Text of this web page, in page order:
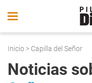
Inicio > Capilla del Señor
Noticias